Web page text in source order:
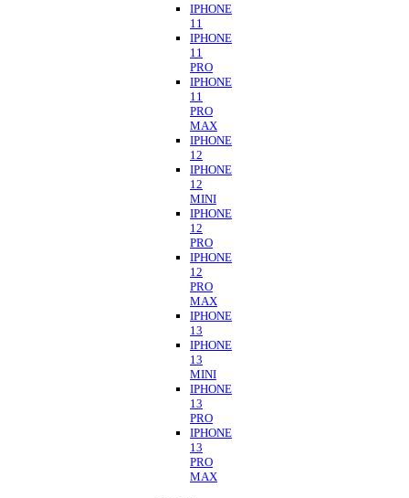
IPHONE
11
IPHONE
11
PRO
IPHONE
11
PRO
MAX
IPHONE
12
IPHONE
12
MINI
IPHONE
12
PRO
IPHONE
12
PRO
MAX
IPHONE
13
IPHONE
13
MINI
IPHONE
13
PRO
IPHONE
13
PRO
MAX